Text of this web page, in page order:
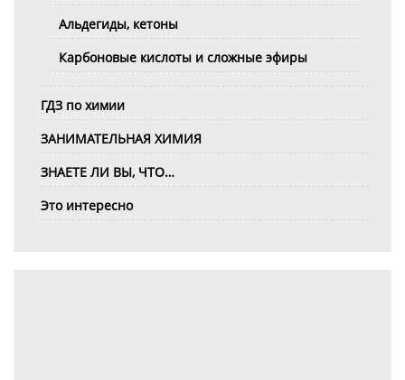
Альдегиды, кетоны
Карбоновые кислоты и сложные эфиры
ГДЗ по химии
ЗАНИМАТЕЛЬНАЯ ХИМИЯ
ЗНАЕТЕ ЛИ ВЫ, ЧТО…
Это интересно